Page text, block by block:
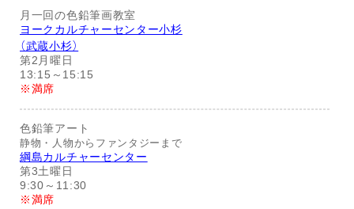
月一回の色鉛筆画教室
ヨークカルチャーセンター小杉
（武蔵小杉）
第2月曜日
13:15～15:15
※満席
色鉛筆アート
静物・人物からファンタジーまで
綱島カルチャーセンター
第3土曜日
9:30～11:30
※満席